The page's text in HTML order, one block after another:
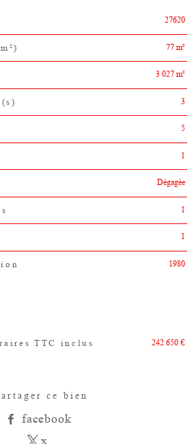
27620
77 m²
3 027 m²
3
5
1
Dégagée
1
1
1980
TTC inclus 242 650 €
ce bien
facebook
x